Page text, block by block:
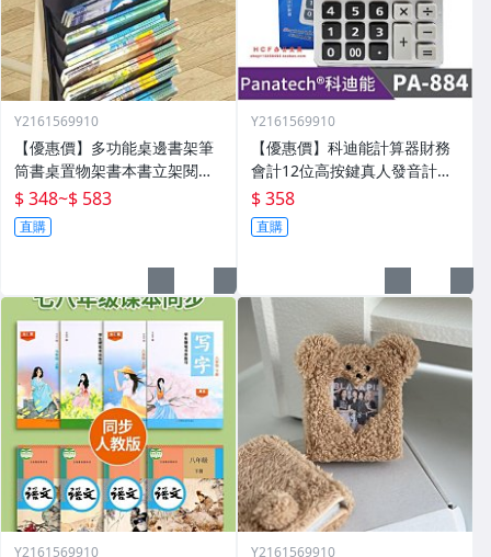
Y2161569910
【優惠價】多功能桌邊書架筆
筒書桌置物架書本書立架閱讀
架桌面神器整理
$ 348~$ 583
直購
Y2161569910
【優惠價】科迪能計算器財務
會計12位高按鍵真人發音計算
機財務會計用PA-884
$ 358
直購
Y2161569910 Y2161569910